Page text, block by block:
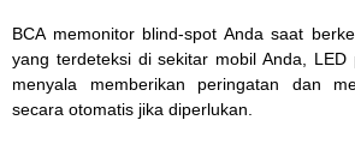
BCA memonitor blind-spot Anda saat
yang terdeteksi di sekitar mobil Anda, LED
menyala memberikan peringatan dan
secara otomatis jika diperlukan.